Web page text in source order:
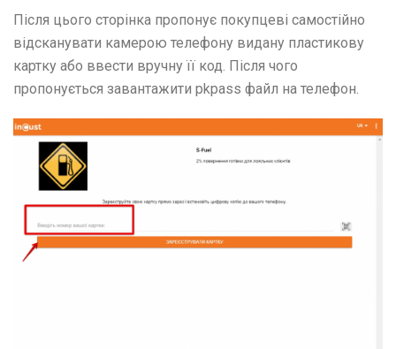
Після цього сторінка пропонує покупцеві самостійно
відсканувати камерою телефону видану пластикову
картку або ввести вручну її код. Після чого
пропонується завантажити pkpass файл на телефон.